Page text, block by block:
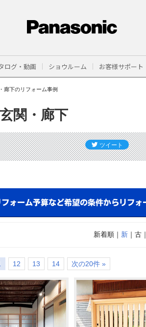
ログ・動画 ショウルーム お客様サポート
廊下のリフォーム事例
関・廊下
新着順｜ 新｜古｜
12 13 14 次の20件 »